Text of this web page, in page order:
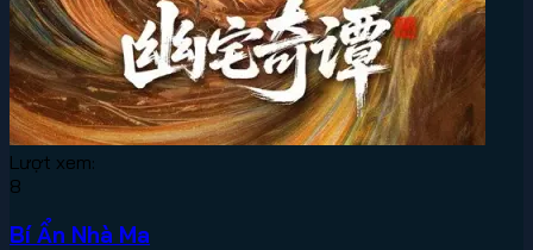
Lượt xem:
8
Bí Ẩn Nhà Ma